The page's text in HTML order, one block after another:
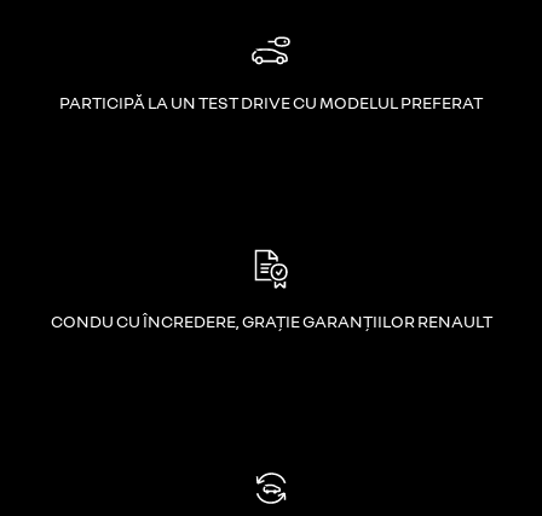
PARTICIPĂ LA UN TEST DRIVE CU MODELUL PREFERAT
CONDU CU ÎNCREDERE, GRAȚIE GARANȚIILOR RENAULT